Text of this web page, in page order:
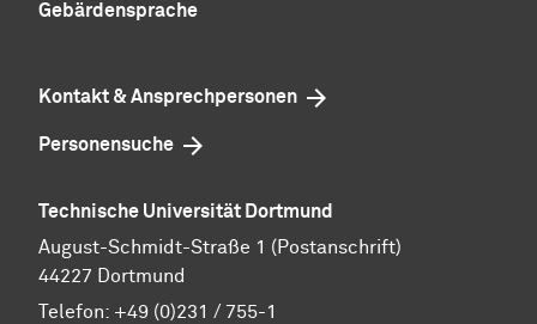
Gebärdensprache
Kontakt & Ansprechpersonen
Personensuche
Technische Universität Dortmund
August-Schmidt-Straße 1 (Postanschrift)
44227 Dortmund
Telefon: +49 (0)231 / 755-1